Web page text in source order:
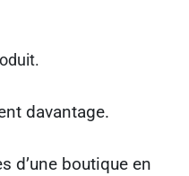
davantage.
d’une boutique en